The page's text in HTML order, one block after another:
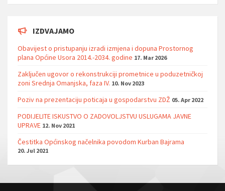
IZDVAJAMO
Obavijest o pristupanju izradi izmjena i dopuna Prostornog
plana Općine Usora 2014.-2034. godine 17. Mar 2026
Zaključen ugovor o rekonstrukciji prometnice u poduzetničkoj
zoni Srednja Omanjska, faza IV. 10. Nov 2023
Poziv na prezentaciju poticaja u gospodarstvu ZDŽ 05. Apr 2022
PODIJELITE ISKUSTVO O ZADOVOLJSTVU USLUGAMA JAVNE
UPRAVE 12. Nov 2021
Čestitka Općinskog načelnika povodom Kurban Bajrama
20. Jul 2021